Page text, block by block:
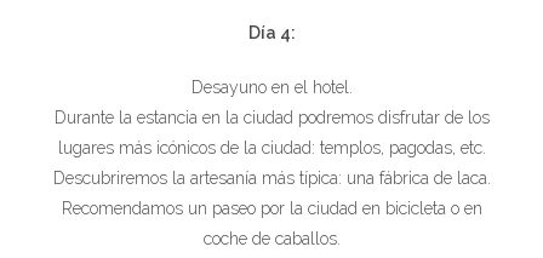
Día 4:
Desayuno en el hotel.
Durante la estancia en la ciudad podremos disfrutar de los
lugares más icónicos de la ciudad: templos, pagodas, etc.
Descubriremos la artesanía más típica: una fábrica de laca.
Recomendamos un paseo por la ciudad en bicicleta o en
coche de caballos.